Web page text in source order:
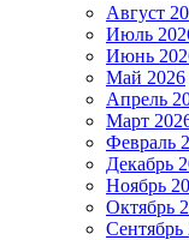
Август
Июль
Июнь
Май 2026
Апрель
Март
Февраль
Декабрь
Ноябрь
Октябрь
Сентябрь